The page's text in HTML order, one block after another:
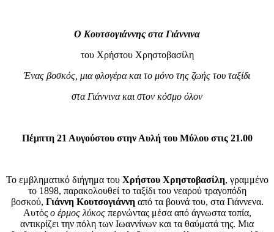
Ο Κουτσογιάννης στα Γιάννινα
του Χρήστου Χρηστοβασίλη
Ένας βοσκός, μια φλογέρα και το μόνο της ζωής του ταξίδι
στα Γιάννινα και στον κόσμο όλον
Πέμπτη 21 Αυγούστου στην Αυλή του Μύλου στις 21.00
Το εμβληματικό διήγημα του Χρήστου Χρηστοβασίλη, γραμμένο
το 1898, παρακολουθεί το ταξίδι του νεαρού τραγοπόδη
βοσκού, Γιάννη Κουτσογιάννηαπό τα βουνά του, στα Γιάννενα.
Αυτός ο έρμος λύκος περνώντας μέσα από άγνωστα τοπία,
αντικρίζει την πόλη των Ιωαννίνων και τα θαύματά της. Μια